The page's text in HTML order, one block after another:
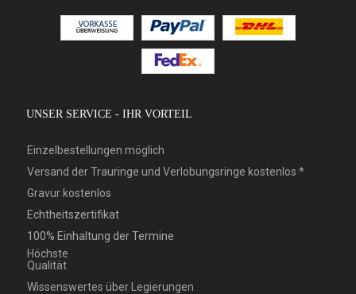
UNSER SERVICE - IHR VORTEIL
Einzelbestellungen möglich
Versand der Trauringe und Verlobungsringe kostenlos *
Gravur kostenlos
Echtheitszertifikat
100% Einhaltung der Termine
Höchste
Qualität
Wissenswertes über Legierungen